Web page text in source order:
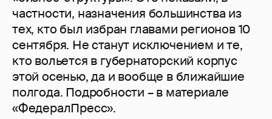
частности, назначения большинства из
тех, кто был избран главами регионов 10
сентября. Не станут исключением и те,
кто вольется в губернаторский корпус
этой осенью, да и вообще в ближайшие
полгода. Подробности – в материале
«ФедералПресс».